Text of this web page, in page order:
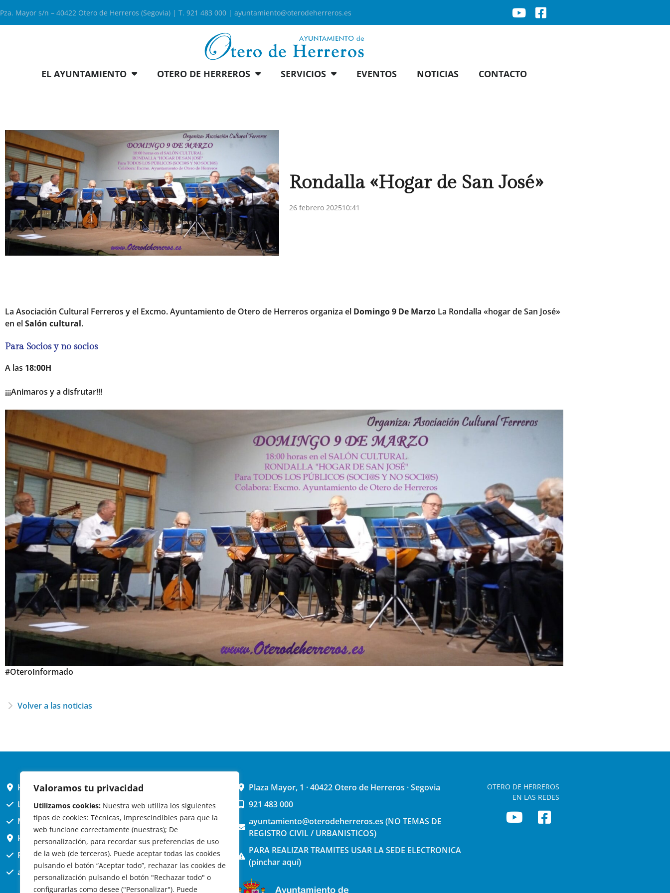
Valoramos tu privacidad
Utilizamos cookies: Nuestra web utiliza los siguientes
tipos de cookies: Técnicas, imprescindibles para que la
web funcione correctamente (nuestras); De
personalización, para recordar sus preferencias de uso
de la web (de terceros). Puede aceptar todas las cookies
pulsando el botón “Aceptar todo”, rechazar las cookies de
personalización pulsando el botón "Rechazar todo" o
configurarlas como desee ("Personalizar"). Puede
Pza. Mayor s/n – 40422 Otero de Herreros (Segovia) | T. 921 483 000 | ayuntamiento@oterodeherreros.es
EL AYUNTAMIENTO OTERO DE HERREROS SERVICIOS EVENTOS NOTICIAS CONTACTO
Rondalla «Hogar de San José»
26 febrero 202510:41
La Asociación Cultural Ferreros y el Excmo. Ayuntamiento de Otero de Herreros organiza el Domingo 9 De Marzo La Rondalla «hogar de San José»
en elSalón cultural.
Para Socios y no socios
A las 18:00H
¡¡¡Animaros y a disfrutar!!!
#OteroInformado
Volver a las noticias
HORARIO AYUNTAMIENTO
L,X,J,V 9 a 14h
MARTES cerrado atención presencial
HORARIO ARQUITECTO
Presencial jueves 12h a 14:30
att. telefónica jueves 10 a 14:30h.
Plaza Mayor, 1 · 40422 Otero de Herreros · Segovia
921 483 000
ayuntamiento@oterodeherreros.es (NO TEMAS DE
REGISTRO CIVIL / URBANISTICOS)
PARA REALIZAR TRAMITES USAR LA SEDE ELECTRONICA
(pinchar aquí)
OTERO DE HERREROS
EN LAS REDES